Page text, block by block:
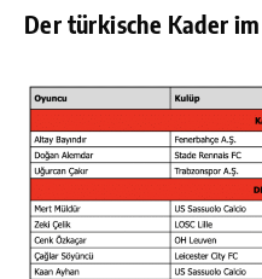
Der türkische Kader